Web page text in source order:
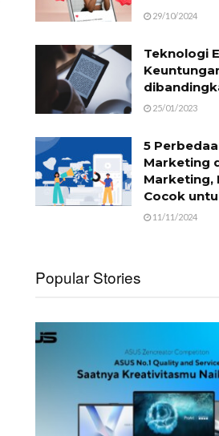
29/10/2024
Teknologi
25/01/2023
5
Marketing
Marketing,
Cocok
11/11/2024
Popular Stories